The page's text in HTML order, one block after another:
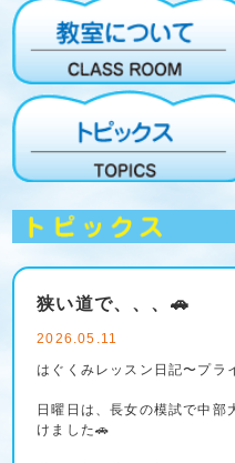
狭い道で、、、🚗
2026.05.11
はぐくみレッスン日記〜プラ
日曜日は、長女の模試で中部
けました🚗